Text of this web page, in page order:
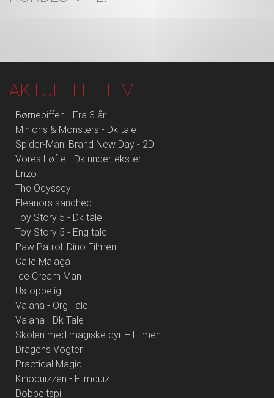
AKTUELLE FILM
Børnebiffen - Fra 3 år
Minions & Monsters - Dk tale
Spider-Man: Brand New Day - 2D
Vores Løfte - Dk undertekster
Enzo
The Odyssey
Eleanors sandhed
Toy Story 5 - Dk tale
Toy Story 5 - Eng tale
Paw Patrol: Dino Filmen
Calle Malaga
Ice Cream Man
Ustoppelig
Vaiana - Org Tale
Vaiana - Dk Tale
Skolen med magiske dyr – Filmen
Dragens Vogter
Practical Magic
Kinoquizzen - Filmquiz
Dobbeltspil